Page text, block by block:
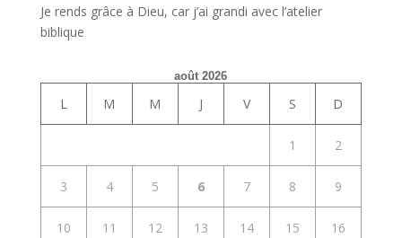
Je rends grâce à Dieu, car j’ai grandi avec l’atelier
biblique
août 2026
L M M J V S D
1 2
3 4 5 6 7 8 9
10 11 12 13 14 15 16